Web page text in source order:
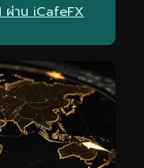
ผ่าน iCafeFX